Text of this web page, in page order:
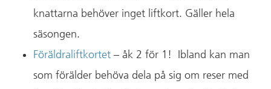
knattarna behöver inget liftkort. Gäller hela
säsongen.
Föräldraliftkortet – åk 2 för 1! Ibland kan man
som förälder behöva dela på sig om reser med